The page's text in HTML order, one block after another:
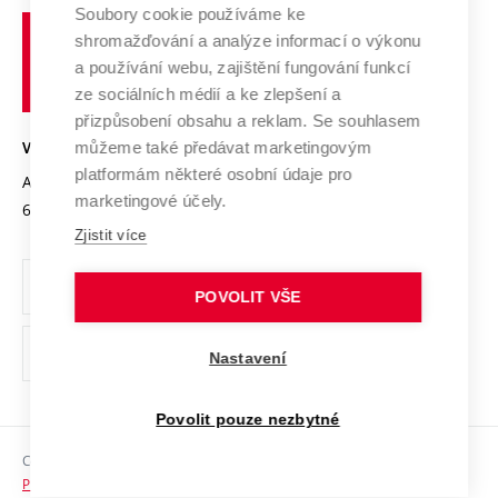
Výzkumné infrastruktury
Transfer znalostí
Open Science
Projekty
Projekty ze strukturálních fondů
Specifický výzkum
Spolupráce se školami
Služby univerzity
Mezinárodní dohody
Univerzitní sítě
Udržitelná univerzita
Podnikavá univerzita / ContriBUTe
Bezpečná univerzita
Vyznamenání
Organizační struktura
Ochrana osobních údajů
odkaz)
Sociální bezpečí
učení
technické
VYSOKÉ UČENÍ TECHNICKÉ V BRNĚ
Antonínská 548/1
602 00 Brno
www.vut.cz
vut@vutbr.cz
Copyright © 2026 VUT
Prohlášení o přístupnosti
Soubory cookie používáme ke
shromažďování a analýze informací o výkonu
a používání webu, zajištění fungování funkcí
ze sociálních médií a ke zlepšení a
přizpůsobení obsahu a reklam. Se souhlasem
můžeme také předávat marketingovým
platformám některé osobní údaje pro
marketingové účely.
Zjistit více
POVOLIT VŠE
Nastavení
Povolit pouze nezbytné